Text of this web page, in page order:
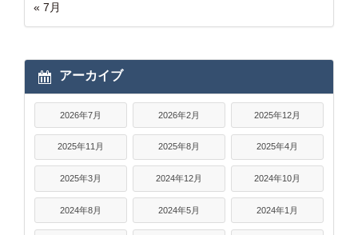
« 7月
アーカイブ
2026年7月 2026年2月 2025年12月
2025年11月 2025年8月 2025年4月
2025年3月 2024年12月 2024年10月
2024年8月 2024年5月 2024年1月